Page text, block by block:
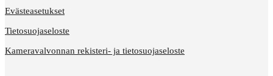
Evästeasetukset
Tietosuojaseloste
Kameravalvonnan rekisteri- ja tietosuojaseloste